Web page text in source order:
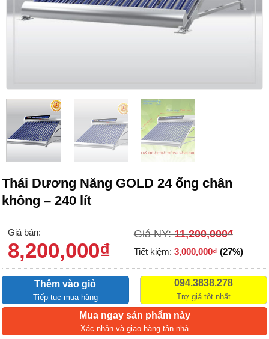
Thái Dương Năng GOLD 24 ống chân
không – 240 lít
Giá bán:
8,200,000₫
Giá NY:11,200,000₫
Tiết kiệm: 3,000,000₫ (27%)
Thêm vào giỏ
Tiếp tục mua hàng
094.3838.278
Trợ giá tốt nhất
Mua ngay sản phẩm này
Xác nhận và giao hàng tận nhà